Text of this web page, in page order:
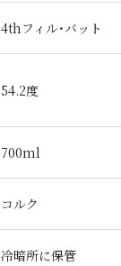
4thフィル・バット
54.2度
700ml
コルク
冷暗所に保管